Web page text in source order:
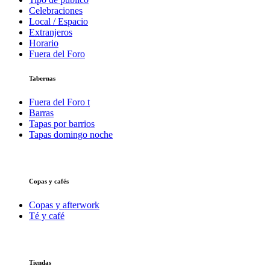
Celebraciones
Local / Espacio
Extranjeros
Horario
Fuera del Foro
Tabernas
Fuera del Foro t
Barras
Tapas por barrios
Tapas domingo noche
Copas y cafés
Copas y afterwork
Té y café
Tiendas